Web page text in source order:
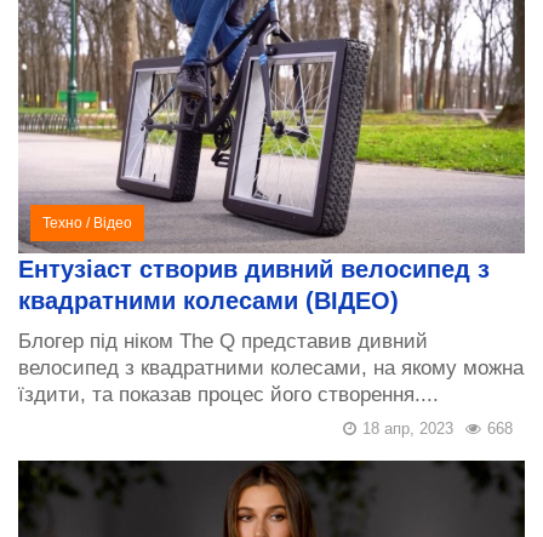
Техно / Відео
Ентузіаст створив дивний велосипед з
квадратними колесами (ВІДЕО)
Блогер під ніком The Q представив дивний
велосипед з квадратними колесами, на якому можна
їздити, та показав процес його створення....
668
18 апр, 2023